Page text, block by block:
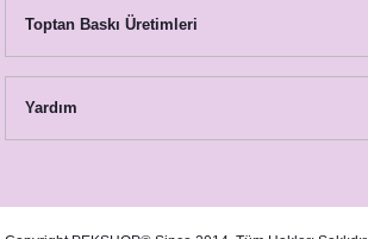
Toptan Baskı Üretimleri
Yardım